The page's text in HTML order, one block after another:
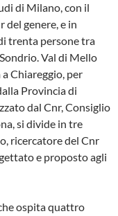
di Milano, con il
genere, e in
trenta persone tra
Val di Mello
Chiareggio, per
Provincia di
dal Cnr, Consiglio
si divide in tre
ricercatore del Cnr
e proposto agli
ospita quattro